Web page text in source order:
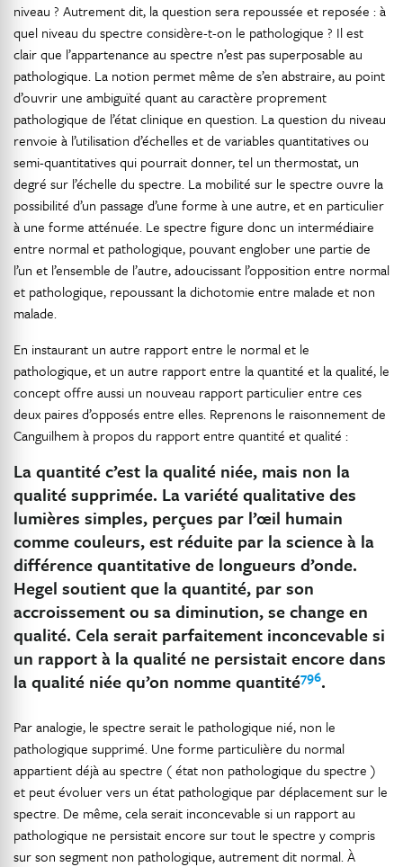
niveau ? Autrement dit, la question sera repoussée et reposée : à
quel niveau du spectre considère-t-on le pathologique ? Il est
clair que l’appartenance au spectre n’est pas superposable au
pathologique. La notion permet même de s’en abstraire, au point
d’ouvrir une ambiguïté quant au caractère proprement
pathologique de l’état clinique en question. La question du niveau
renvoie à l’utilisation d’échelles et de variables quantitatives ou
semi-quantitatives qui pourrait donner, tel un thermostat, un
degré sur l’échelle du spectre. La mobilité sur le spectre ouvre la
possibilité d’un passage d’une forme à une autre, et en particulier
à une forme atténuée. Le spectre figure donc un intermédiaire
entre normal et pathologique, pouvant englober une partie de
l’un et l’ensemble de l’autre, adoucissant l’opposition entre normal
et pathologique, repoussant la dichotomie entre malade et non
malade.
En instaurant un autre rapport entre le normal et le
pathologique, et un autre rapport entre la quantité et la qualité, le
concept offre aussi un nouveau rapport particulier entre ces
deux paires d’opposés entre elles. Reprenons le raisonnement de
Canguilhem à propos du rapport entre quantité et qualité :
La quantité c’est la qualité niée, mais non la
qualité supprimée. La variété qualitative des
lumières simples, perçues par l’œil humain
comme couleurs, est réduite par la science à la
différence quantitative de longueurs d’onde.
Hegel soutient que la quantité, par son
accroissement ou sa diminution, se change en
qualité. Cela serait parfaitement inconcevable si
un rapport à la qualité ne persistait encore dans
la qualité niée qu’on nomme quantité796.
Par analogie, le spectre serait le pathologique nié, non le
pathologique supprimé. Une forme particulière du normal
appartient déjà au spectre ( état non pathologique du spectre )
et peut évoluer vers un état pathologique par déplacement sur le
spectre. De même, cela serait inconcevable si un rapport au
pathologique ne persistait encore sur tout le spectre y compris
sur son segment non pathologique, autrement dit normal. À